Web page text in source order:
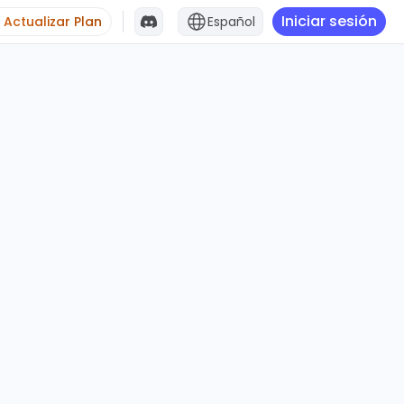
Actualizar Plan Español Iniciar sesión